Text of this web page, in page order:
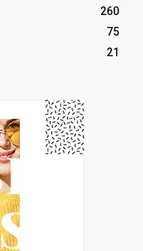
260
75
21